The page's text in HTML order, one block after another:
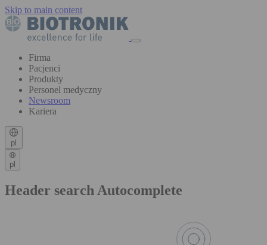
Skip to main content
Firma
Pacjenci
Produkty
Personel medyczny
Newsroom
Kariera
pl
pl
Header search Autocomplete